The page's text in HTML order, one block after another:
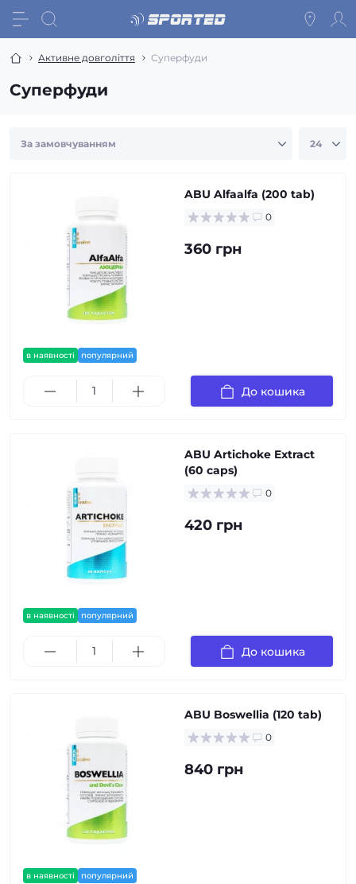
Активне довголіття Суперфуди
Суперфуди
в наявності популярний
ABU Alfaalfa (200 tab)
0
360 грн
До кошика
в наявності популярний
ABU Artichoke Extract
(60 caps)
0
420 грн
До кошика
в наявності популярний
ABU Boswellia (120 tab)
0
840 грн